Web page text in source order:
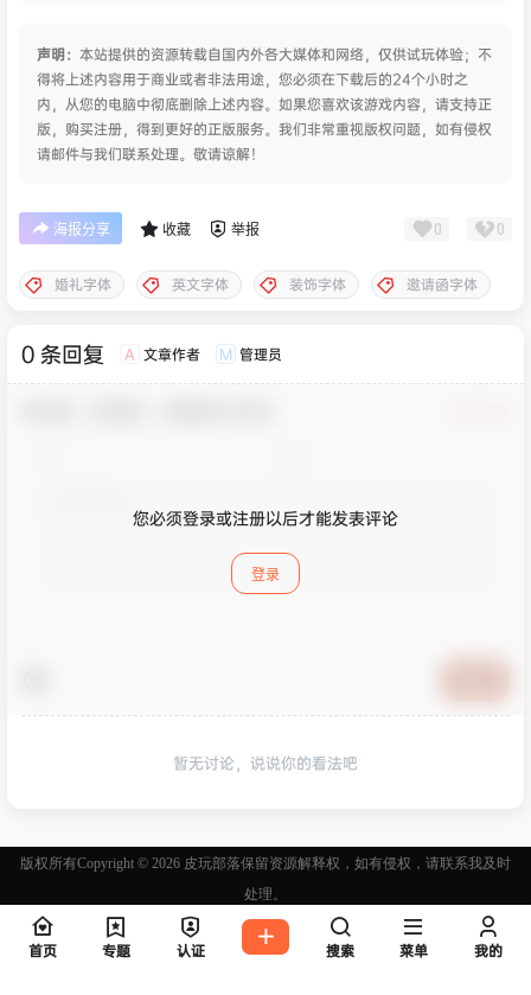
声明： 本站提供的资源转载自国内外各大媒体和网络，仅供试玩体验；不
得将上述内容用于商业或者非法用途，您必须在下载后的24个小时之
内，从您的电脑中彻底删除上述内容。如果您喜欢该游戏内容，请支持正
版，购买注册，得到更好的正版服务。我们非常重视版权问题，如有侵权
请邮件与我们联系处理。敬请谅解！
海报分享 收藏 举报 0 0
婚礼字体 英文字体 装饰字体 邀请函字体
0 条回复 A 文章作者 M 管理员
您必须登录或注册以后才能发表评论
登录
暂无讨论，说说你的看法吧
版权所有Copyright © 2026 皮玩部落保留资源解释权，如有侵权，请联系我及时
处理。
查询 24 次，耗时 0.2895 秒
首页 专题 认证 搜索 菜单 我的